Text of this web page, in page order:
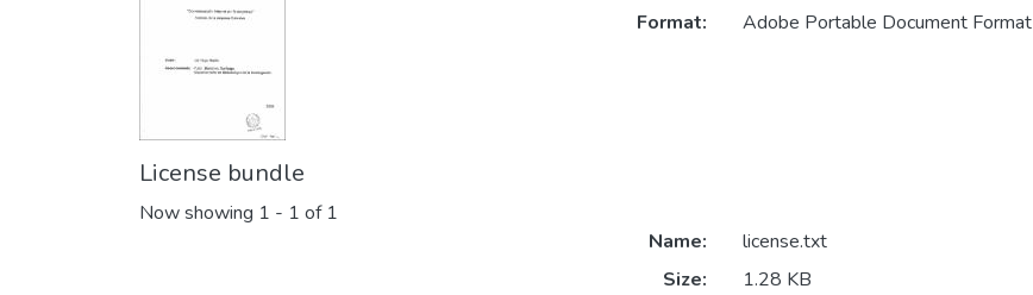
Format:
Adobe Portable Document Format
License bundle
Now showing 1 - 1 of 1
Name:
license.txt
Size:
1.28 KB